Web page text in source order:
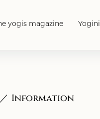
yogis magazine Yogini
Information